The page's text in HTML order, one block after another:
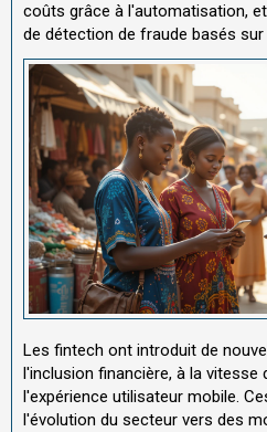
coûts grâce à l'automatisation,
de détection de fraude basés sur
Les fintech ont introduit de
l'inclusion financière, à la
l'expérience utilisateur mobile.
l'évolution du secteur vers des